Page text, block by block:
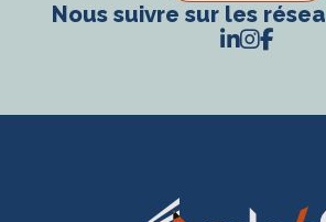
Nous suivre sur les